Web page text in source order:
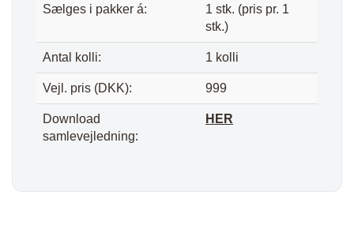
Sælges i pakker á:
1 stk. (pris pr. 1
stk.)
Antal kolli: 1 kolli
Vejl. pris (DKK): 999
Download
samlevejledning:
HER